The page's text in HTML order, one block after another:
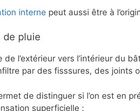
interne peut aussi être à
de pluie
de l’extérieur vers l’intérieur du
par des fisssures, des joints
de distinguer si l’on est en
superficielle :